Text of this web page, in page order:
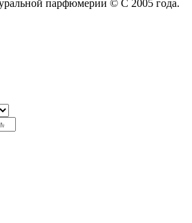
парфюмерии © С 2005 года.